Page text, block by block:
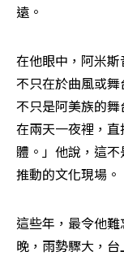
遠。
在他眼中，阿米斯
不只在於曲風或
不只是阿美族的
在兩天一夜裡，
體。」他說，這
推動的文化現場。
這些年，最令他
晚，雨勢驟大，